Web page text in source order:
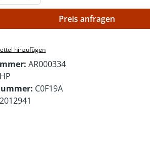
Preis anfragen
hinzufügen
AR000334
HP
C0F19A